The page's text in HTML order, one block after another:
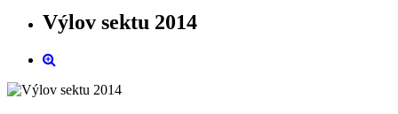
Výlov sektu 2014